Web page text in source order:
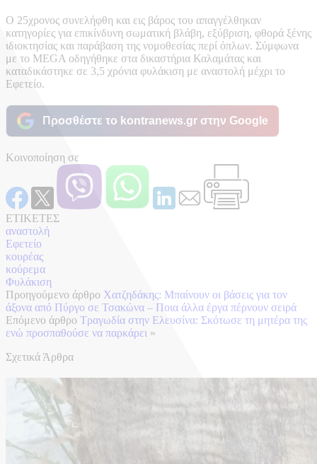
Ο 25χρονος συνελήφθη και εις βάρος του απαγγέλθηκαν
κατηγορίες για επικίνδυνη σωματική βλάβη, εξύβριση, φθορά ξένης
ιδιοκτησίας και παράβαση της νομοθεσίας περί όπλων. Σύμφωνα
με το MEGA οδηγήθηκε στα δικαστήρια Καλαμάτας και
καταδικάστηκε σε 3,5 χρόνια φυλάκιση με αναστολή μέχρι το
Εφετείο.
Προσθέστε το kontranews.gr στην Google
Κοινοποίηση σε
ΕΤΙΚΕΤΕΣ
αναστολή
Εφετείο
κουρέας
κούρεμα
Φυλάκιση
Προηγούμενο άρθρο Χατζηδάκης: Μπαίνουν οι βάσεις για τον
άξονα από Πύργο σε Τσακώνα – Ποια άλλα έργα πέρνουν σειρά
Επόμενο άρθρο Tραγωδία στην Ελευσίνα: Σκότωσε τη μητέρα της
ενώ προσπαθούσε να παρκάρει »
Σχετικά Άρθρα